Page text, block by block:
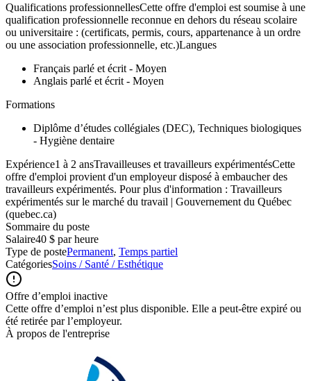
Qualifications professionnellesCette offre d'emploi est soumise à une
qualification professionnelle reconnue en dehors du réseau scolaire
ou universitaire : (certificats, permis, cours, appartenance à un ordre
ou une association professionnelle, etc.)Langues
Français parlé et écrit - Moyen
Anglais parlé et écrit - Moyen
Formations
Diplôme d’études collégiales (DEC), Techniques biologiques
- Hygiène dentaire
Expérience1 à 2 ansTravailleuses et travailleurs expérimentésCette
offre d'emploi provient d'un employeur disposé à embaucher des
travailleurs expérimentés. Pour plus d'information : Travailleurs
expérimentés sur le marché du travail | Gouvernement du Québec
(quebec.ca)
Sommaire du poste
Salaire40 $ par heure
Type de postePermanent, Temps partiel
CatégoriesSoins / Santé / Esthétique
Offre d’emploi inactive
Cette offre d’emploi n’est plus disponible. Elle a peut-être expiré ou
été retirée par l’employeur.
À propos de l'entreprise